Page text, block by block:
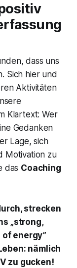
dass uns
Sich hier und
Aktivitäten
Klartext: Wer
Gedanken
Lage, sich
Motivation zu
das Coaching
strecken
„strong,
energy”
nämlich
zu gucken!